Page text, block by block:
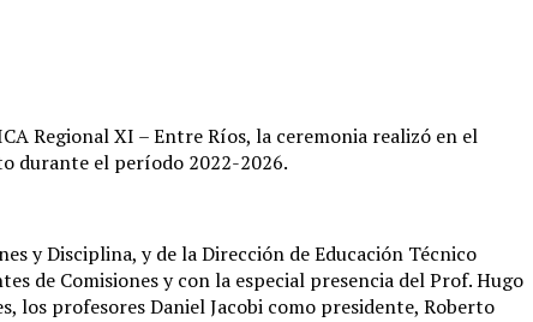
Regional XI – Entre Ríos, la ceremonia realizó en el
durante el período 2022-2026.
y Disciplina, y de la Dirección de Educación Técnico
de Comisiones y con la especial presencia del Prof. Hugo
los profesores Daniel Jacobi como presidente, Roberto